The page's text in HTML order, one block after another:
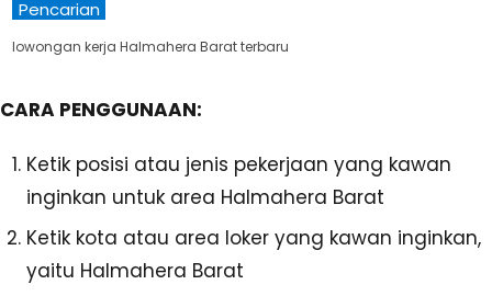
Pencarian
lowongan kerja Halmahera Barat terbaru
CARA PENGGUNAAN:
Ketik posisi atau jenis pekerjaan yang kawan
inginkan untuk area Halmahera Barat
Ketik kota atau area loker yang kawan inginkan,
yaitu Halmahera Barat